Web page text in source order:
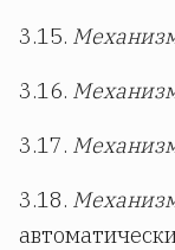
3.15.
3.16.
3.17.
3.18.